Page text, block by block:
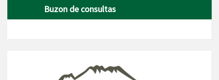
Buzon de consultas